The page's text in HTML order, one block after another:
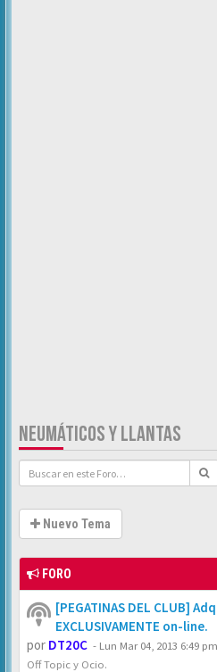
NEUMÁTICOS Y LLANTAS
Nuevo Tema
FORO
[PEGATINAS DEL CLUB]
EXCLUSIVAMENTE on-line.
por DT20C - Lun Mar 04, 2013 6:49 pm
Off Topic y Ocio.